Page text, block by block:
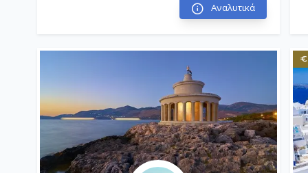
Πύλη της Σικελίας, η τρίτη μεγαλύτερη πόλη της
παίρνοντας αργότερα το σημερινό της όνομα,
Βαλέτα: Ολόκληρη η πόλη είναι ένα υπαίθριο
μουσείο, με έντονα στοιχεία μπαρόκ
αρχιτεκτονικής και έχει ανακηρυχθεί από την
Ουνέσκο ως μνημείο παγκόσμιας πολιτιστικής
κληρονομιάς. Βαρκελώνη: Πρωτεύουσα της
Καταλωνίας, που τα έχει όλα και είναι από τους
πιο δημοφιλείς προορισμούς στην Ευρώπη.
Μασσαλία: Με άρωμα Ιστορίας και
κοσμοπολιτισμό γαλλικού Νότου, ένα
σταυροδρόμι πολιτισμών και πληθυσμών, χάρη
Αναλυτικά